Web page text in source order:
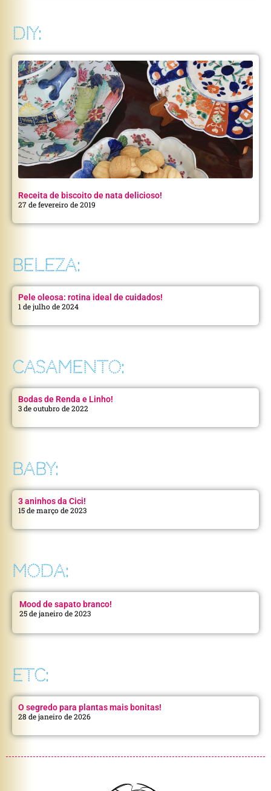
DIY:
Receita de biscoito de nata delicioso!
27 de fevereiro de 2019
BELEZA:
Pele oleosa: rotina ideal de cuidados!
1 de julho de 2024
CASAMENTO:
Bodas de Renda e Linho!
3 de outubro de 2022
BABY:
3 aninhos da Cici!
15 de março de 2023
MODA:
Mood de sapato branco!
25 de janeiro de 2023
ETC:
O segredo para plantas mais bonitas!
28 de janeiro de 2026